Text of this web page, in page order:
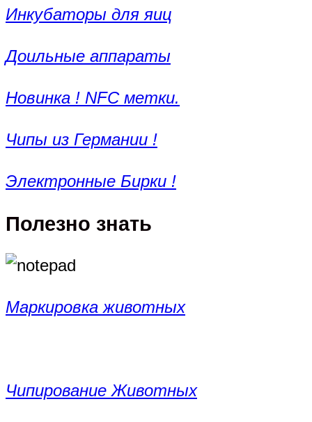
Инкубаторы для яиц
Доильные аппараты
Новинка ! NFC метки.
Чипы из Германии !
Электронные Бирки !
Полезно знать
Маркировка животных
Чипирование Животных